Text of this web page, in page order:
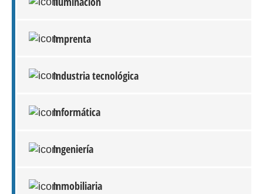
Imprenta
Industria tecnológica
Informática
Ingeniería
Inmobiliaria